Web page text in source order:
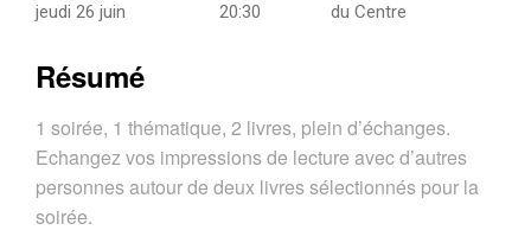
jeudi 26 juin
20:30
du Centre
Résumé
1 soirée, 1 thématique, 2 livres, plein d’échanges.
Echangez vos impressions de lecture avec d’autres
personnes autour de deux livres sélectionnés pour la
soirée.